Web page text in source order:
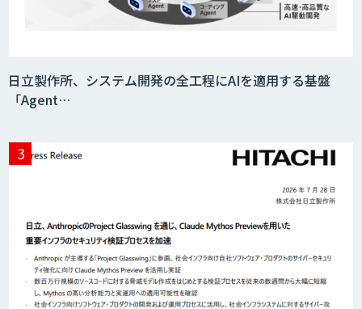
日立製作所、システム開発の全工程にAIを適用する基盤
「Agent…